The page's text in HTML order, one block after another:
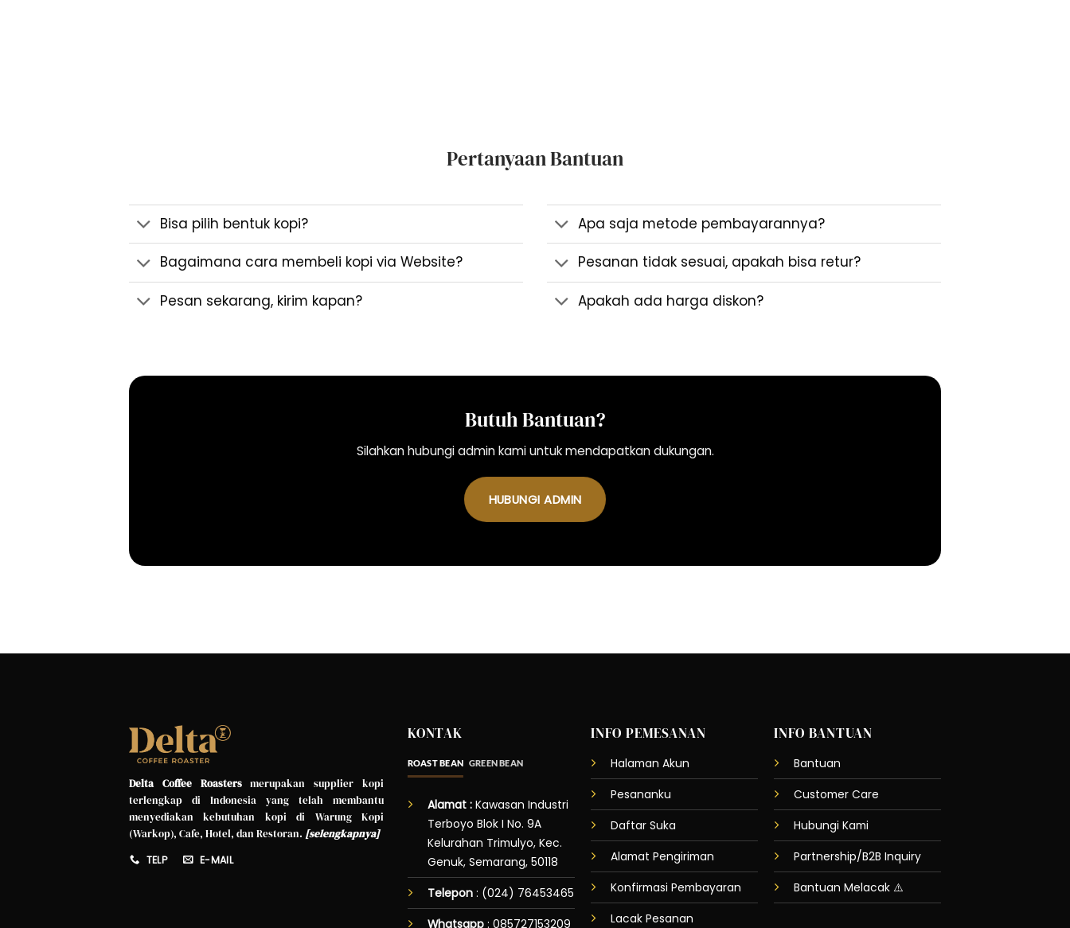
Pertanyaan Bantuan
Bisa pilih bentuk kopi?
Bagaimana cara membeli kopi via Website?
Pesan sekarang, kirim kapan?
Apa saja metode pembayarannya?
Pesanan tidak sesuai, apakah bisa retur?
Apakah ada harga diskon?
Butuh Bantuan?
Silahkan hubungi admin kami untuk mendapatkan dukungan.
HUBUNGI ADMIN
Delta Coffee Roastersmerupakan supplier kopi
terlengkap di Indonesia yang telah membantu
menyediakan kebutuhan kopi di Warung Kopi
(Warkop), Cafe, Hotel, dan Restoran. [selengkapnya]
TELP E-MAIL
KONTAK
ROAST BEAN GREEN BEAN
Alamat :Kawasan Industri
Terboyo Blok I No. 9A
Kelurahan Trimulyo, Kec.
Genuk, Semarang, 50118
Telepon: (024) 76453465
Whatsapp: 085727153209
INFO PEMESANAN
Halaman Akun
Pesananku
Daftar Suka
Alamat Pengiriman
Konfirmasi Pembayaran
Lacak Pesanan
INFO BANTUAN
Bantuan
Customer Care
Hubungi Kami
Partnership/B2B Inquiry
Bantuan Melacak